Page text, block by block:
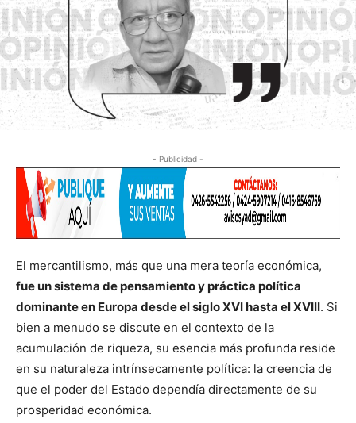
- Publicidad -
El mercantilismo, más que una mera teoría económica,
fue un sistema de pensamiento y práctica política
dominante en Europa desde el siglo XVI hasta el XVIII. Si
bien a menudo se discute en el contexto de la
acumulación de riqueza, su esencia más profunda reside
en su naturaleza intrínsecamente política: la creencia de
que el poder del Estado dependía directamente de su
prosperidad económica.